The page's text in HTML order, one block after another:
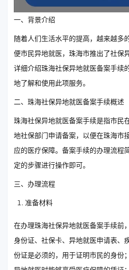
一、背景介绍
随着人们生活水平的提高，越来越多
便市民异地就医，珠海市推出了社保
详细介绍珠海社保异地就医备案手续
地了解和使用此项服务。
二、珠海社保异地就医备案手续概述
珠海社保异地就医备案手续是指市民
地社保部门申请备案，以便在珠海市
应的医疗保障。备案手续的办理流程
定的步骤进行操作即可。
三、办理流程
准备材料
在办理珠海社保异地就医备案手续前
身份证、社保卡、异地就医申请表、
份证是必须的，用于证明市民的身份